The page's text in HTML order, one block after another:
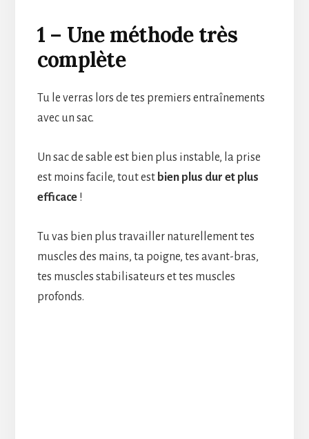
1 – Une méthode très
complète
Tu le verras lors de tes premiers entraînements
avec un sac.
Un sac de sable est bien plus instable, la prise
est moins facile, tout est bien plus dur et plus
efficace!
Tu vas bien plus travailler naturellement tes
muscles des mains, ta poigne, tes avant-bras,
tes muscles stabilisateurs et tes muscles
profonds.